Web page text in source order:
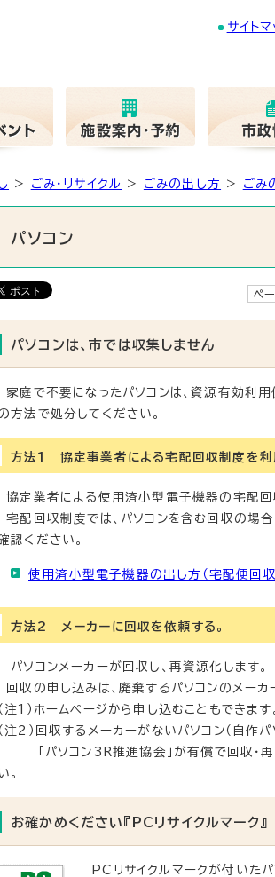
サイト
> ごみ・リサイクル > ごみの出し方 > ごみ
パソコン
ペ
パソコンは、市では収集しません
家庭で不要になったパソコンは、資源有効利
方法で処分してください。
方法1 協定事業者による宅配回収制度を利
協定業者による使用済小型電子機器の宅配回
宅配回収制度では、パソコンを含む回収の場
認ください。
使用済小型電子機器の出し方（宅配便回収
方法2 メーカーに回収を依頼する。
パソコンメーカーが回収し、再資源化します。
回収の申し込みは、廃棄するパソコンのメーカ
（注1）ホームページから申し込むこともできます
（注2）回収するメーカーがないパソコン（自作
「パソコン3R推進協会」が有償で回収・再
。
お確かめください『PCリサイクルマーク』
PCリサイクルマークが付いたパ